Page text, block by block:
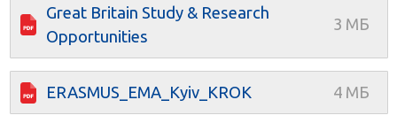
Great Britain Study & Research
Opportunities
ERASMUS_EMA_Kyiv_KROK